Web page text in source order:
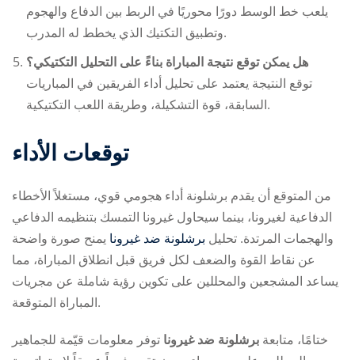
يلعب خط الوسط دورًا محوريًا في الربط بين الدفاع والهجوم
وتطبيق التكتيك الذي يخطط له المدرب.
هل يمكن توقع نتيجة المباراة بناءً على التحليل التكتيكي؟
توقع النتيجة يعتمد على تحليل أداء الفريقين في المباريات
السابقة، قوة التشكيلة، وطريقة اللعب التكتيكية.
توقعات الأداء
من المتوقع أن يقدم برشلونة أداء هجومي قوي، مستغلاً الأخطاء
الدفاعية لغيرونا، بينما سيحاول غيرونا التمسك بتنظيمه الدفاعي
والهجمات المرتدة. تحليل برشلونة ضد غيرونا يمنح صورة واضحة
عن نقاط القوة والضعف لكل فريق قبل انطلاق المباراة، مما
يساعد المشجعين والمحللين على تكوين رؤية شاملة عن مجريات
المباراة المتوقعة.
ختامًا، متابعة برشلونة ضد غيرونا توفر معلومات قيّمة للجماهير